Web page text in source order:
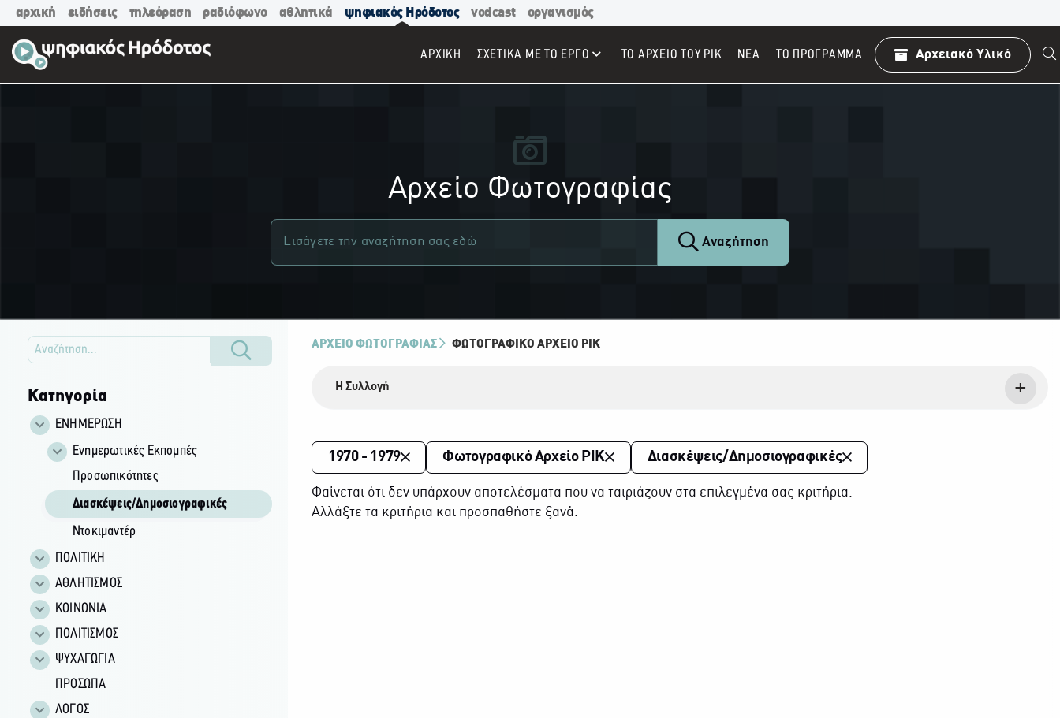
αρχική ειδήσεις τηλεόραση ραδιόφωνο αθλητικά ψηφιακός Ηρόδοτος vodcast οργανισμός
ΑΡΧΙΚΉ ΣΧΕΤΙΚΑ ΜΕ ΤΟ ΕΡΓΟ ΤΟ ΑΡΧΕΙΟ ΤΟΥ ΡΙΚ ΝΕΑ TO ΠΡΌΓΡΑΜΜΑ Αρχειακό Υλικό
Αρχείο Φωτογραφίας
Αναζήτηση
Κατηγορία
ΕΝΗΜΕΡΩΣΗ
Ενημερωτικές Εκπομπές
Προσωπικότητες
Διασκέψεις/Δημοσιογραφικές
Ντοκιμαντέρ
ΠΟΛΙΤΙΚΗ
ΑΘΛΗΤΙΣΜΟΣ
ΚΟΙΝΩΝΙΑ
ΠΟΛΙΤΙΣΜΟΣ
ΨΥΧΑΓΩΓΙΑ
ΠΡΟΣΩΠΑ
ΛΟΓΟΣ
ΑΡΧΕΙΟ ΦΩΤΟΓΡΑΦΙΑΣ ΦΩΤΟΓΡΑΦΙΚΌ ΑΡΧΕΊΟ ΡΙΚ
Η Συλλογή
1970 - 1979 Φωτογραφικό Αρχείο ΡΙΚ Διασκέψεις/Δημοσιογραφικές
Φαίνεται ότι δεν υπάρχουν αποτελέσματα που να ταιριάζουν στα επιλεγμένα σας κριτήρια.
Αλλάξτε τα κριτήρια και προσπαθήστε ξανά.